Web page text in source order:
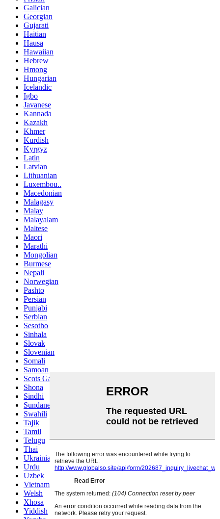
Galician
Georgian
Gujarati
Haitian
Hausa
Hawaiian
Hebrew
Hmong
Hungarian
Icelandic
Igbo
Javanese
Kannada
Kazakh
Khmer
Kurdish
Kyrgyz
Latin
Latvian
Lithuanian
Luxembou..
Macedonian
Malagasy
Malay
Malayalam
Maltese
Maori
Marathi
Mongolian
Burmese
Nepali
Norwegian
Pashto
Persian
Punjabi
Serbian
Sesotho
Sinhala
Slovak
Slovenian
Somali
Samoan
Scots Gaelic
Shona
Sindhi
Sundanese
Swahili
Tajik
Tamil
Telugu
Thai
Ukrainian
Urdu
Uzbek
Vietnamese
Welsh
Xhosa
Yiddish